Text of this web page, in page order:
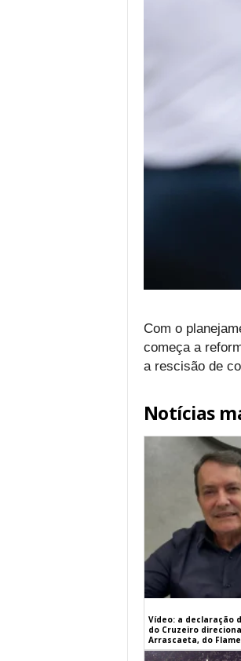
Com o
começa a
a rescisão de
Notícias
Vídeo: a declaração
do Cruzeiro
Arrascaeta, do